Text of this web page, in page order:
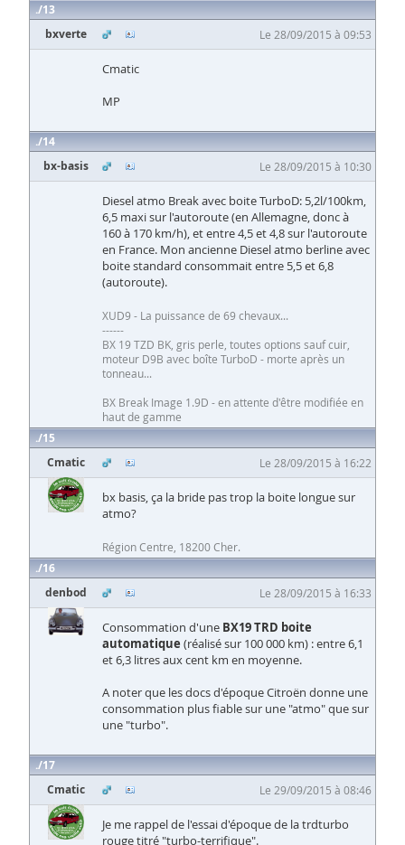
13
bxverte
Le 28/09/2015 à 09:53
Cmatic
MP
14
bx-basis
Le 28/09/2015 à 10:30
Diesel atmo Break avec boite TurboD: 5,2l/100km,
6,5 maxi sur l'autoroute (en Allemagne, donc à
160 à 170 km/h), et entre 4,5 et 4,8 sur l'autoroute
en France. Mon ancienne Diesel atmo berline avec
boite standard consommait entre 5,5 et 6,8
(autoroute).
XUD9 - La puissance de 69 chevaux...
------
BX 19 TZD BK, gris perle, toutes options sauf cuir,
moteur D9B avec boîte TurboD - morte après un
tonneau...
BX Break Image 1.9D - en attente d'être modifiée en
haut de gamme
15
Cmatic
Le 28/09/2015 à 16:22
bx basis, ça la bride pas trop la boite longue sur
atmo?
Région Centre, 18200 Cher.
16
denbod
Le 28/09/2015 à 16:33
Consommation d'une BX19 TRD boite
automatique (réalisé sur 100 000 km) : entre 6,1
et 6,3 litres aux cent km en moyenne.
A noter que les docs d'époque Citroën donne une
consommation plus fiable sur une "atmo" que sur
une "turbo".
17
Cmatic
Le 29/09/2015 à 08:46
Je me rappel de l'essai d'époque de la trdturbo
rouge titré "turbo-terrifique".